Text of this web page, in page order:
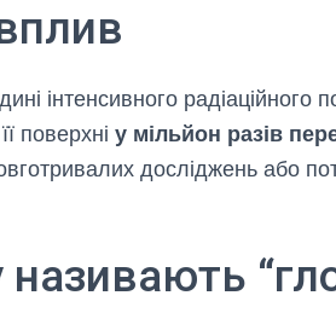
інтенсивного радіаційного
поверхні у мільйон разів
досліджень або